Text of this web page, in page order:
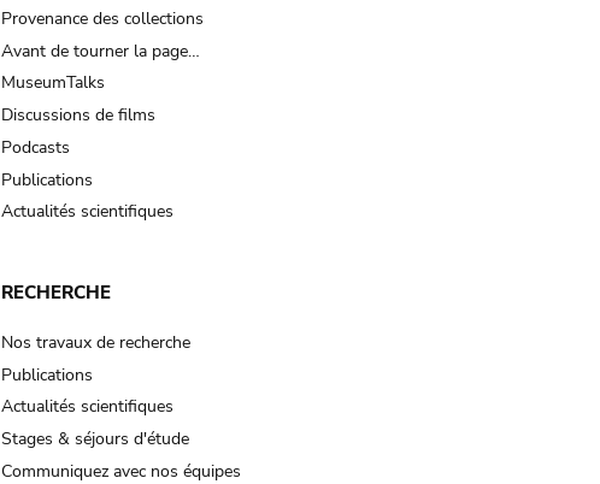
Provenance des collections
Avant de tourner la page…
MuseumTalks
Discussions de films
Podcasts
Publications
Actualités scientifiques
RECHERCHE
Nos travaux de recherche
Publications
Actualités scientifiques
Stages & séjours d'étude
Communiquez avec nos équipes